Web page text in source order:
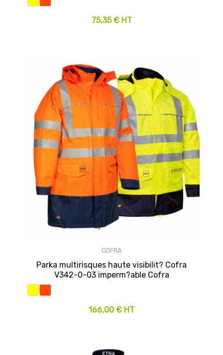
75,35 € HT
COFRA
Parka multirisques haute visibilit? Cofra
V342-0-03 imperm?able Cofra
166,00 € HT